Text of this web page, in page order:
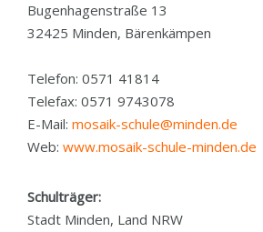
Bugenhagenstraße 13
32425 Minden, Bärenkämpen
Telefon: 0571 41814
Telefax: 0571 9743078
E-Mail: mosaik-schule@minden.de
Web: www.mosaik-schule-minden.de
Schulträger:
Stadt Minden, Land NRW